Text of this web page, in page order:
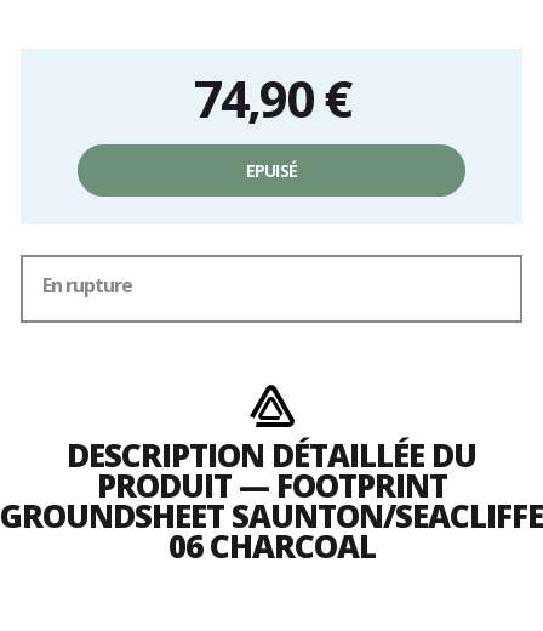
74,90 €
unitaire,
EPUISÉ
En rupture
DESCRIPTION DÉTAILLÉE DU
PRODUIT — FOOTPRINT
GROUNDSHEET SAUNTON/SEACLIFFE
06 CHARCOAL